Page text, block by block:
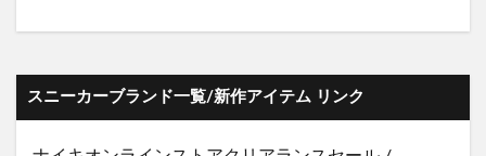
スニーカーブランド一覧/新作アイテム リンク